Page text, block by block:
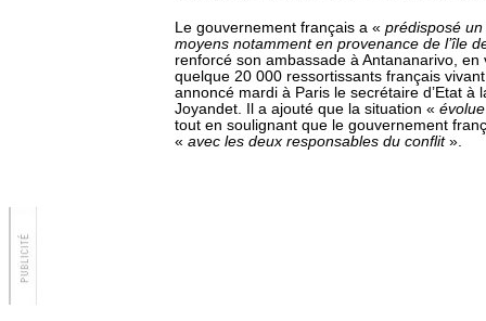
Le gouvernement français a « prédisposé
moyens notamment en provenance de l’île
renforcé son ambassade à Antananarivo,
quelque 20 000 ressortissants français
annoncé mardi à Paris le secrétaire d’Etat à
Joyandet. Il a ajouté que la situation «
tout en soulignant que le gouvernement
« avec les deux responsables du conflit».